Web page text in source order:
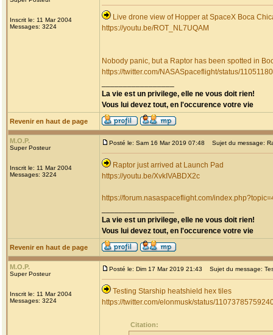
Inscrit le: 11 Mar 2004
Messages: 3224
Live drone view of Hopper at SpaceX Boca
https://youtu.be/ROT_NL7UQAM
Nobody panic, but a Raptor has been spotted in
https://twitter.com/NASASpaceflight/status/
La vie est un privilege, elle ne vous doit rien!
Vous lui devez tout, en l'occurence votre vie
Revenir en haut de page
M.O.P.
Super Posteur
Inscrit le: 11 Mar 2004
Messages: 3224
Posté le: Sam 16 Mar 2019 07:48 Sujet du message:
Raptor just arrived at Launch Pad
https://youtu.be/XvkIVABDX2c
https://forum.nasaspaceflight.com/
La vie est un privilege, elle ne vous doit rien!
Vous lui devez tout, en l'occurence votre vie
Revenir en haut de page
M.O.P.
Super Posteur
Inscrit le: 11 Mar 2004
Messages: 3224
Posté le: Dim 17 Mar 2019 21:43 Sujet du message:
Testing Starship heatshield hex tiles
https://twitter.com/elonmusk/status/
Citation: